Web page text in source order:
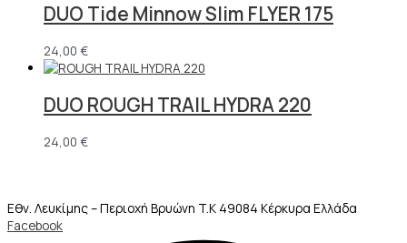
DUO Tide Minnow Slim FLYER 175
24,00 €
DUO ROUGH TRAIL HYDRA 220
24,00 €
Εθν. Λευκίμης – Περιοχή Βρυώνη T.K 49084 Κέρκυρα Ελλάδα
Facebook